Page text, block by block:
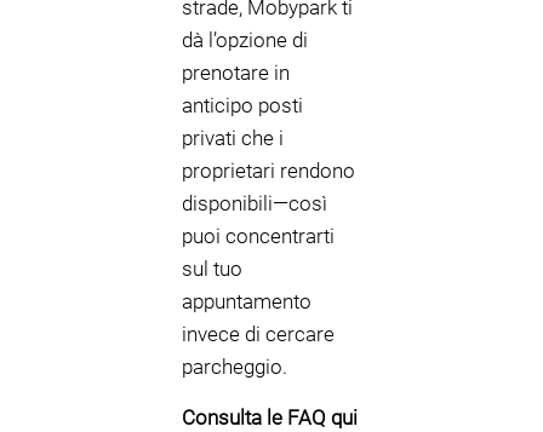
strade, Mobypark ti
dà l’opzione di
prenotare in
anticipo posti
privati che i
proprietari rendono
disponibili—così
puoi concentrarti
sul tuo
appuntamento
invece di cercare
parcheggio.
Consulta le FAQ qui